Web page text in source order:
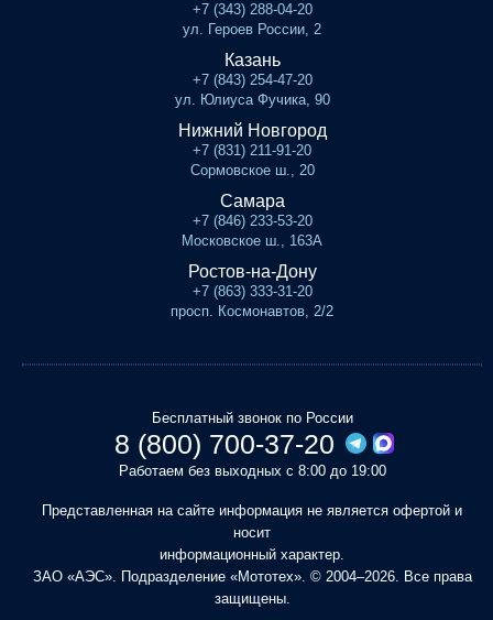
+7 (343) 288-04-20
ул. Героев России, 2
Казань
+7 (843) 254-47-20
ул. Юлиуса Фучика, 90
Нижний Новгород
+7 (831) 211-91-20
Сормовское ш., 20
Самара
+7 (846) 233-53-20
Московское ш., 163А
Ростов-на-Дону
+7 (863) 333-31-20
просп. Космонавтов, 2/2
Бесплатный звонок по России
8 (800) 700-37-20
Работаем без выходных с 8:00 до 19:00
Представленная на сайте информация не является офертой и
носит
информационный характер.
ЗАО «АЭС». Подразделение «Мототех». © 2004–2026. Все права
защищены.